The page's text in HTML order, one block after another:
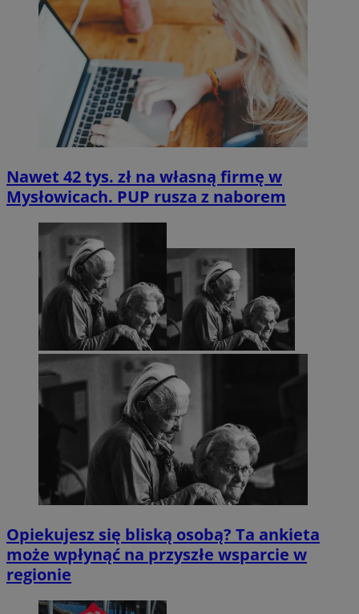
Nawet 42 tys. zł na własną firmę w
Mysłowicach. PUP rusza z naborem
Opiekujesz się bliską osobą? Ta ankieta
może wpłynąć na przyszłe wsparcie w
regionie